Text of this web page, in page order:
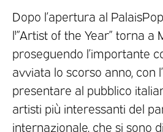
Dopo l’apertura al
l'”Artist of the Year” torna a
proseguendo l’importante
avviata lo scorso anno, con
presentare al pubblico
artisti più interessanti del
internazionale, che si sono